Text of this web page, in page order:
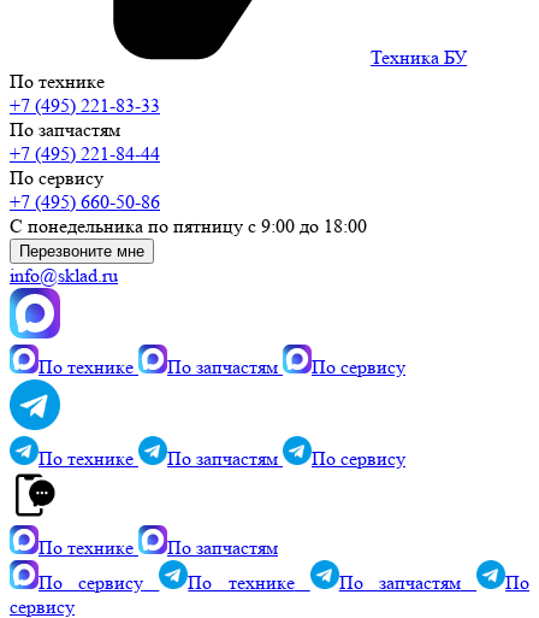
Техника БУ
По технике
+7 (495) 221-83-33
По запчастям
+7 (495) 221-84-44
По сервису
+7 (495) 660-50-86
С понедельника по пятницу с 9:00 до 18:00
Перезвоните мне
info@sklad.ru
По технике По запчастям По сервису
По технике По запчастям По сервису
По технике
По запчастям
По сервису
По технике По запчастям
По
сервису